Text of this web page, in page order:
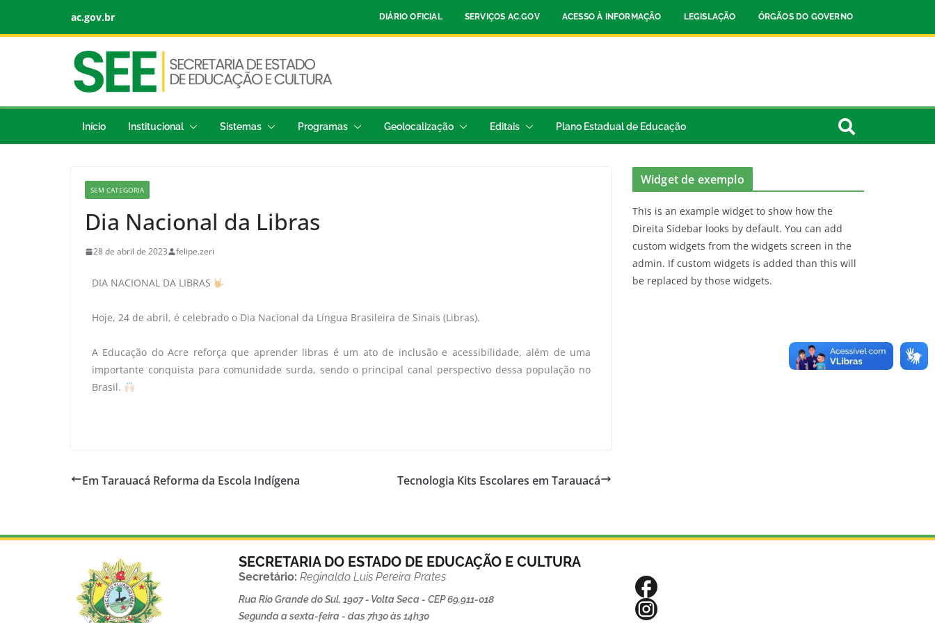
ac.gov.br DIÁRIO OFICIAL SERVIÇOS AC.GOV ACESSO À INFORMAÇÃO LEGISLAÇÃO ÓRGÃOS DO GOVERNO
Início Institucional Sistemas Programas Geolocalização Editais Plano Estadual de Educação
SEM CATEGORIA
Dia Nacional da Libras
28 de abril de 2023 felipe.zeri
DIA NACIONAL DA LIBRAS
Hoje, 24 de abril, é celebrado o Dia Nacional da Língua Brasileira de Sinais (Libras).
A Educação do Acre reforça que aprender libras é um ato de inclusão e acessibilidade, além de uma
importante conquista para comunidade surda, sendo o principal canal perspectivo dessa população no
Brasil.
Em Tarauacá Reforma da Escola Indígena Tecnologia Kits Escolares em Tarauacá
Widget de exemplo
This is an example widget to show how the
Direita Sidebar looks by default. You can add
custom widgets from the widgets screen in the
admin. If custom widgets is added than this will
be replaced by those widgets.
SECRETARIA DO ESTADO DE EDUCAÇÃO E CULTURA
Secretário:Reginaldo Luis Pereira Prates
Rua Rio Grande do Sul, 1907 - Volta Seca - CEP 69.911-018
Segunda a sexta-feira - das 7h30 às 14h30